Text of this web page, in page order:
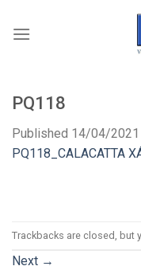
PQ118
Published 14/04/2021
PQ118_CALACATTA
Trackbacks are closed, but
Next →